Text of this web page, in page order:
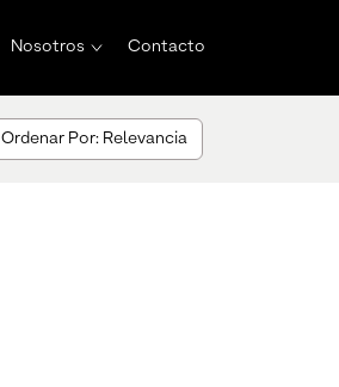
Nosotros Contacto
Ordenar Por: Relevancia